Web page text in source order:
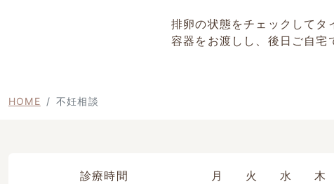
排卵の状態をチェックしてタ
容器をお渡しし、後日ご自宅
HOME 不妊相談
診療時間 月 火 水 木